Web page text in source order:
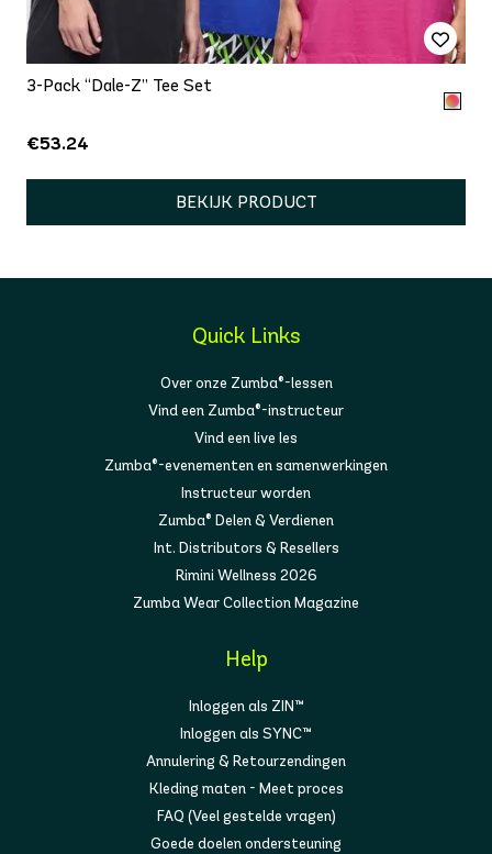
3-Pack “Dale-Z” Tee Set
€53.24
BEKIJK PRODUCT
Quick Links
Over onze Zumba®-lessen
Vind een Zumba®-instructeur
Vind een live les
Zumba®-evenementen en samenwerkingen
Instructeur worden
Zumba® Delen & Verdienen
Int. Distributors & Resellers
Rimini Wellness 2026
Zumba Wear Collection Magazine
Help
Inloggen als ZIN™
Inloggen als SYNC™
Annulering & Retourzendingen
Kleding maten - Meet proces
FAQ (Veel gestelde vragen)
Goede doelen ondersteuning